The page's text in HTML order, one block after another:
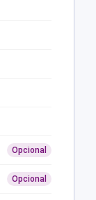
Opcional
Opcional